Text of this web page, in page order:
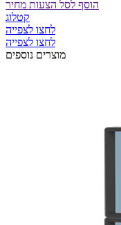
הוסף לסל הצעות מחיר
קטלוג
לחצו לצפייה
לחצו לצפייה
מוצרים נוספים